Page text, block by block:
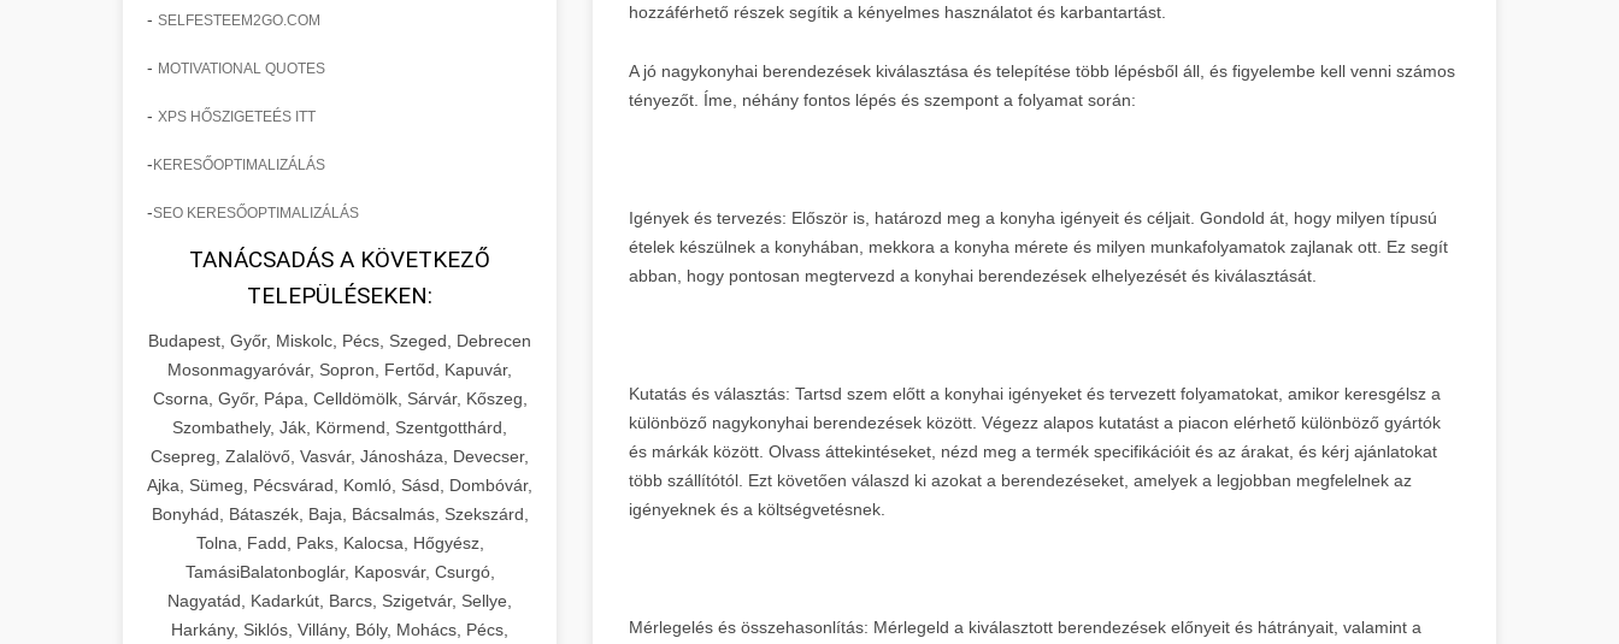
- SELFESTEEM2GO.COM
- MOTIVATIONAL QUOTES
- XPS HŐSZIGETEÉS ITT
- KERESŐOPTIMALIZÁLÁS
-SEO KERESŐOPTIMALIZÁLÁS
TANÁCSADÁS A KÖVETKEZŐ
TELEPÜLÉSEKEN:
Budapest, Győr, Miskolc, Pécs, Szeged, Debrecen
Mosonmagyaróvár, Sopron, Fertőd, Kapuvár,
Csorna, Győr, Pápa, Celldömölk, Sárvár, Kőszeg,
Szombathely, Ják, Körmend, Szentgotthárd,
Csepreg, Zalalövő, Vasvár, Jánosháza, Devecser,
Ajka, Sümeg, Pécsvárad, Komló, Sásd, Dombóvár,
Bonyhád, Bátaszék, Baja, Bácsalmás, Szekszárd,
Tolna, Fadd, Paks, Kalocsa, Hőgyész,
TamásiBalatonboglár, Kaposvár, Csurgó,
Nagyatád, Kadarkút, Barcs, Szigetvár, Sellye,
Harkány, Siklós, Villány, Bóly, Mohács, Pécs,
hozzáférhető részek segítik a kényelmes használatot és karbantartást.
A jó nagykonyhai berendezések kiválasztása és telepítése több lépésből áll, és figyelembe kell venni számos
tényezőt. Íme, néhány fontos lépés és szempont a folyamat során:
Igények és tervezés: Először is, határozd meg a konyha igényeit és céljait. Gondold át, hogy milyen típusú
ételek készülnek a konyhában, mekkora a konyha mérete és milyen munkafolyamatok zajlanak ott. Ez segít
abban, hogy pontosan megtervezd a konyhai berendezések elhelyezését és kiválasztását.
Kutatás és választás: Tartsd szem előtt a konyhai igényeket és tervezett folyamatokat, amikor keresgélsz a
különböző nagykonyhai berendezések között. Végezz alapos kutatást a piacon elérhető különböző gyártók
és márkák között. Olvass áttekintéseket, nézd meg a termék specifikációit és az árakat, és kérj ajánlatokat
több szállítótól. Ezt követően válaszd ki azokat a berendezéseket, amelyek a legjobban megfelelnek az
igényeknek és a költségvetésnek.
Mérlegelés és összehasonlítás: Mérlegeld a kiválasztott berendezések előnyeit és hátrányait, valamint a